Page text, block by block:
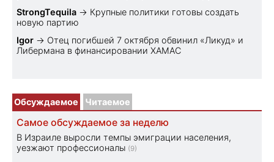
StrongTequila → Крупные политики готовы создать
новую партию
Igor → Отец погибшей 7 октября обвинил «Ликуд» и
Либермана в финансировании ХАМАС
Обсуждаемое Читаемое
Самое обсуждаемое за неделю
В Израиле выросли темпы эмиграции населения,
уезжают профессионалы (9)